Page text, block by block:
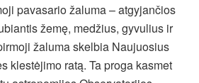
pavasario žaluma – atgyjančios
žemę, medžius, gyvulius ir
žaluma skelbia Naujuosius
klestėjimo ratą. Ta proga kasmet